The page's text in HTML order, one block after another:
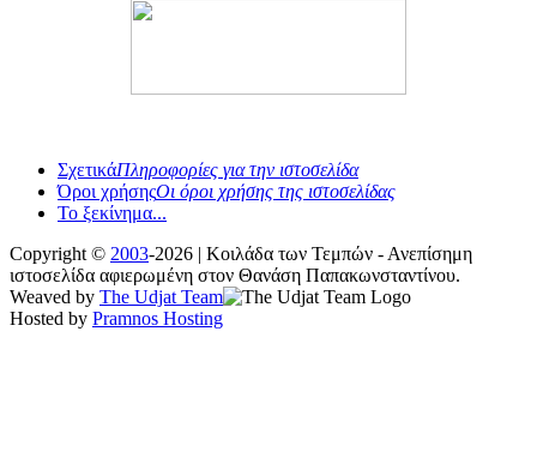
ΣχετικάΠληροφορίες για την ιστοσελίδα
Όροι χρήσηςΟι όροι χρήσης της ιστοσελίδας
Το ξεκίνημα...
Copyright © 2003-2026 | Κοιλάδα των Τεμπών - Ανεπίσημη
ιστοσελίδα αφιερωμένη στον Θανάση Παπακωνσταντίνου.
Weaved by The Udjat Team
Hosted by Pramnos Hosting